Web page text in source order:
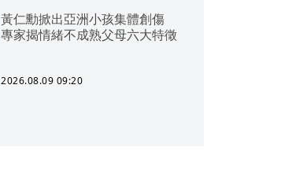
黃仁勳掀出亞洲小孩集體創傷
專家揭情緒不成熟父母六大特徵
2026.08.09 09:20